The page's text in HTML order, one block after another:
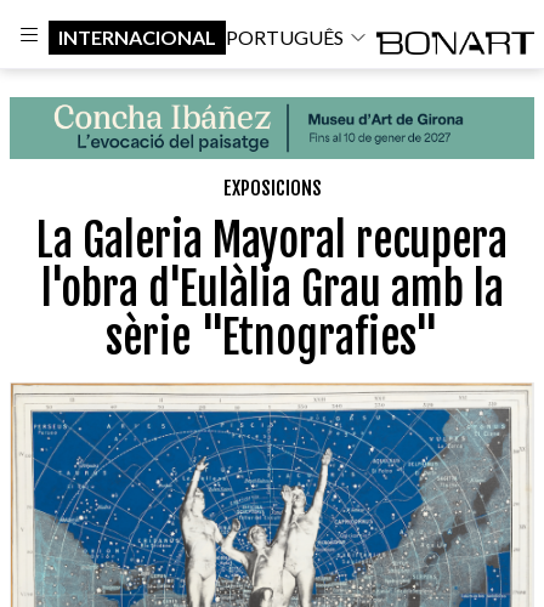
INTERNACIONAL PORTUGUÊS
EXPOSICIONS
La Galeria Mayoral recupera
l'obra d'Eulàlia Grau amb la
sèrie "Etnografies"